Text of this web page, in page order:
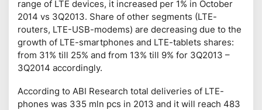
range of LTE devices, it increased per 1% in October
2014 vs 3Q2013. Share of other segments (LTE-
routers, LTE-USB-modems) are decreasing due to the
growth of LTE-smartphones and LTE-tablets shares:
from 31% till 25% and from 13% till 9% for 3Q2013 –
3Q2014 accordingly.
According to ABI Research total deliveries of LTE-
phones was 335 mln pcs in 2013 and it will reach 483